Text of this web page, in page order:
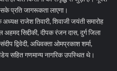
प्रति जागरूकता लाएगा।
राजेश तिवारी, शिवाजी जयंती समारोह
सिद्दीकी, दीपक रंजन दास, दुर्ग जिला
द्विवेदी, अधिवक्ता ओमप्रकाश शर्मा,
सहित गणमान्य नागरिक उपस्थित थे।